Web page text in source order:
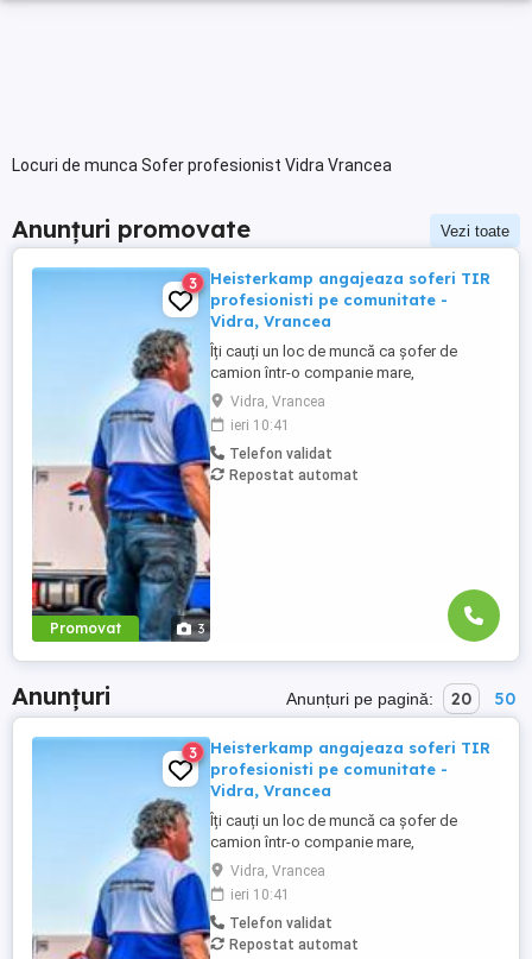
Locuri de munca Sofer profesionist Vidra Vrancea
Anunțuri promovate Vezi toate
Promovat 3
3
Heisterkamp angajeaza soferi TIR
profesionisti pe comunitate -
Vidra, Vrancea
Îți cauți un loc de muncă ca șofer de
camion într-o companie mare,
internațională și stabilă? Atunci vino în
echipa Heisterkamp! Angajăm șoferi cu
sau fără experiență și echipaje pentru
transport internațional. Beneficii: training
de inițiere la începutul activității în cadrul
Vidra, Vrancea
ieri 10:41
Telefon validat
Repostat automat
Anunțuri Anunțuri pe pagină: 20 50
3
Heisterkamp angajeaza soferi TIR
profesionisti pe comunitate -
Vidra, Vrancea
Îți cauți un loc de muncă ca șofer de
camion într-o companie mare,
internațională și stabilă? Atunci vino în
echipa Heisterkamp! Angajăm șoferi cu
sau fără experiență și echipaje pentru
transport internațional. Beneficii: training
de inițiere la începutul activității în cadrul
Vidra, Vrancea
ieri 10:41
Telefon validat
Repostat automat